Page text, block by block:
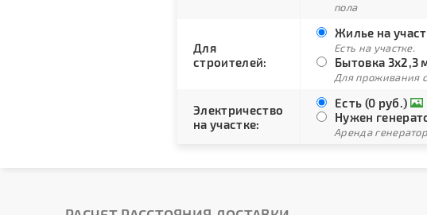
пола
Для
строителей:
Жилье на
Есть на участке.
Бытовка 3х2,3
Для проживания
Электричество
на участке:
Есть (0 руб.)
Нужен
Аренда